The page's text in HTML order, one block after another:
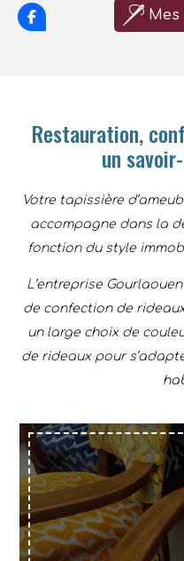
Restauration,
un
Votre tapissière
accompagne dans la
fonction du style
L’entreprise
de confection de
un large choix de
de rideaux pour